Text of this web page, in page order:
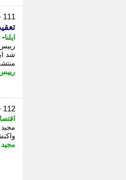
111 -
ایلنا-
شد
112 -
اقتصاد